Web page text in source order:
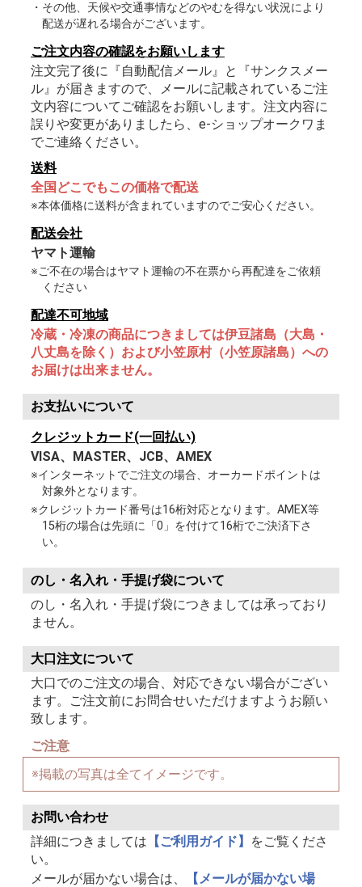
・その他、天候や交通事情などのやむを得ない状況により
配送が遅れる場合がございます。
ご注文内容の確認をお願いします
注文完了後に『自動配信メール』と『サンクスメー
ル』が届きますので、メールに記載されているご注
文内容についてご確認をお願いします。注文内容に
誤りや変更がありましたら、e-ショップオークワま
でご連絡ください。
送料
全国どこでもこの価格で配送
※本体価格に送料が含まれていますのでご安心ください。
配送会社
ヤマト運輸
※ご不在の場合はヤマト運輸の不在票から再配達をご依頼
ください
配達不可地域
冷蔵・冷凍の商品につきましては伊豆諸島（大島・
八丈島を除く）および小笠原村（小笠原諸島）への
お届けは出来ません。
お支払いについて
クレジットカード(一回払い)
VISA、MASTER、JCB、AMEX
※インターネットでご注文の場合、オーカードポイントは
対象外となります。
※クレジットカード番号は16桁対応となります。AMEX等
15桁の場合は先頭に「0」を付けて16桁でご決済下さ
い。
のし・名入れ・手提げ袋について
のし・名入れ・手提げ袋につきましては承っており
ません。
大口注文について
大口でのご注文の場合、対応できない場合がござい
ます。ご注文前にお問合せいただけますようお願い
致します。
ご注意
※掲載の写真は全てイメージです。
お問い合わせ
詳細につきましては 【ご利用ガイド】
をご覧くださ
い。
メールが届かない場合は、
【メールが届かない場